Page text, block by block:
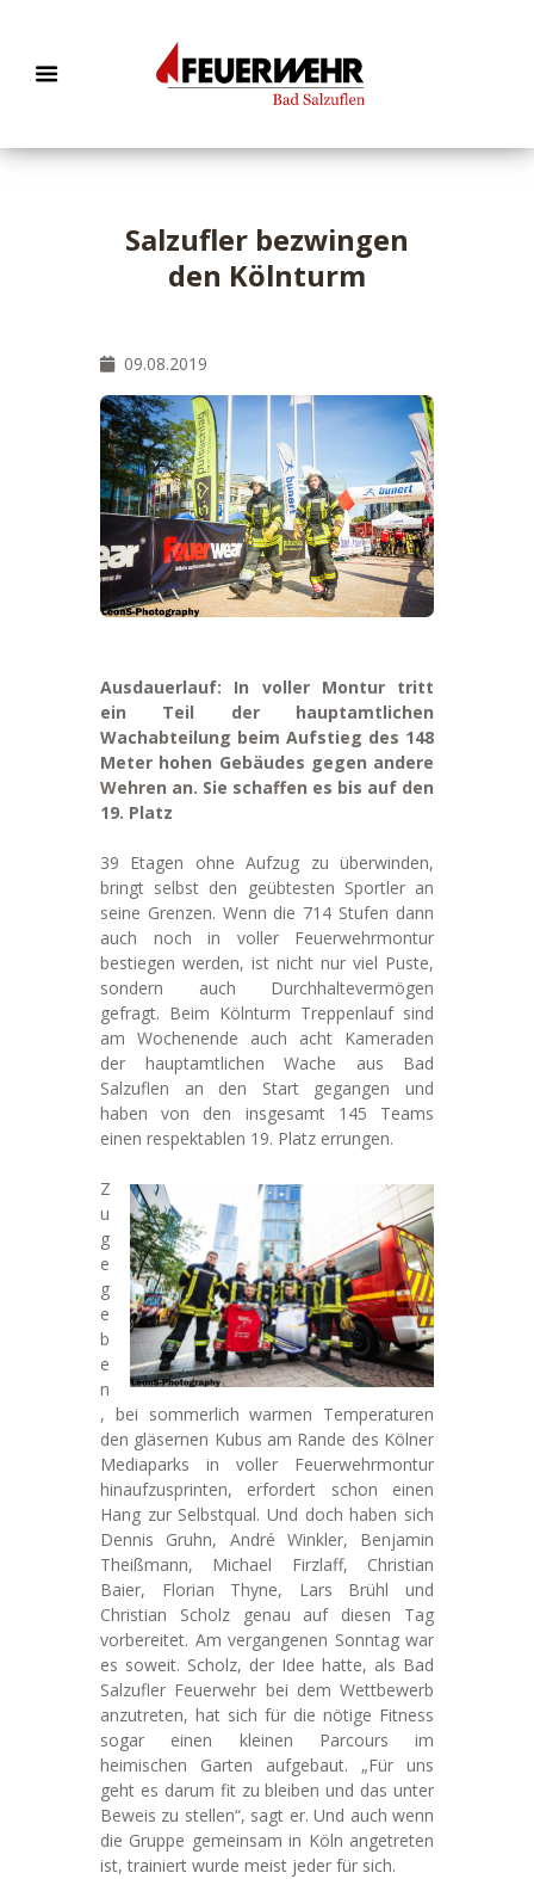
Salzufler bezwingen
den Kölnturm
09.08.2019
Ausdauerlauf: In voller Montur tritt
ein Teil der hauptamtlichen
Wachabteilung beim Aufstieg des 148
Meter hohen Gebäudes gegen andere
Wehren an. Sie schaffen es bis auf den
19. Platz
39 Etagen ohne Aufzug zu überwinden,
bringt selbst den geübtesten Sportler an
seine Grenzen. Wenn die 714 Stufen dann
auch noch in voller Feuerwehrmontur
bestiegen werden, ist nicht nur viel Puste,
sondern auch Durchhaltevermögen
gefragt. Beim Kölnturm Treppenlauf sind
am Wochenende auch acht Kameraden
der hauptamtlichen Wache aus Bad
Salzuflen an den Start gegangen und
haben von den insgesamt 145 Teams
einen respektablen 19. Platz errungen.
Z
u
g
e
g
e
b
e
n
, bei sommerlich warmen Temperaturen
den gläsernen Kubus am Rande des Kölner
Mediaparks in voller Feuerwehrmontur
hinaufzusprinten, erfordert schon einen
Hang zur Selbstqual. Und doch haben sich
Dennis Gruhn, André Winkler, Benjamin
Theißmann, Michael Firzlaff, Christian
Baier, Florian Thyne, Lars Brühl und
Christian Scholz genau auf diesen Tag
vorbereitet. Am vergangenen Sonntag war
es soweit. Scholz, der Idee hatte, als Bad
Salzufler Feuerwehr bei dem Wettbewerb
anzutreten, hat sich für die nötige Fitness
sogar einen kleinen Parcours im
heimischen Garten aufgebaut. „Für uns
geht es darum fit zu bleiben und das unter
Beweis zu stellen“, sagt er. Und auch wenn
die Gruppe gemeinsam in Köln angetreten
ist, trainiert wurde meist jeder für sich.